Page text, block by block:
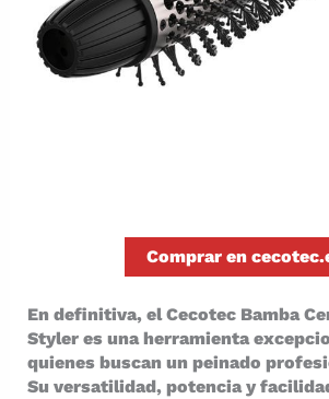
Comprar en
En definitiva, el Cecotec Bamba
Styler es una herramienta
quienes buscan un peinado
Su versatilidad, potencia y